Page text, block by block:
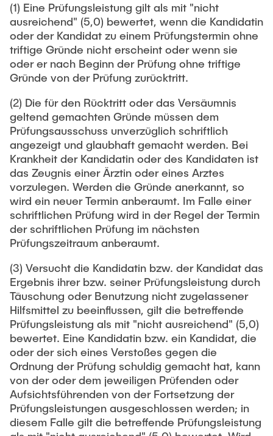
(1) Eine Prüfungsleistung gilt als mit "nicht
ausreichend" (5,0) bewertet, wenn die Kandidatin
oder der Kandidat zu einem Prüfungstermin ohne
triftige Gründe nicht erscheint oder wenn sie
oder er nach Beginn der Prüfung ohne triftige
Gründe von der Prüfung zurücktritt.
(2) Die für den Rücktritt oder das Versäumnis
geltend gemachten Gründe müssen dem
Prüfungsausschuss unverzüglich schriftlich
angezeigt und glaubhaft gemacht werden. Bei
Krankheit der Kandidatin oder des Kandidaten ist
das Zeugnis einer Ärztin oder eines Arztes
vorzulegen. Werden die Gründe anerkannt, so
wird ein neuer Termin anberaumt. Im Falle einer
schriftlichen Prüfung wird in der Regel der Termin
der schriftlichen Prüfung im nächsten
Prüfungszeitraum anberaumt.
(3) Versucht die Kandidatin bzw. der Kandidat das
Ergebnis ihrer bzw. seiner Prüfungsleistung durch
Täuschung oder Benutzung nicht zugelassener
Hilfsmittel zu beeinflussen, gilt die betreffende
Prüfungsleistung als mit "nicht ausreichend" (5,0)
bewertet. Eine Kandidatin bzw. ein Kandidat, die
oder der sich eines Verstoßes gegen die
Ordnung der Prüfung schuldig gemacht hat, kann
von der oder dem jeweiligen Prüfenden oder
Aufsichtsführenden von der Fortsetzung der
Prüfungsleistungen ausgeschlossen werden; in
diesem Falle gilt die betreffende Prüfungsleistung